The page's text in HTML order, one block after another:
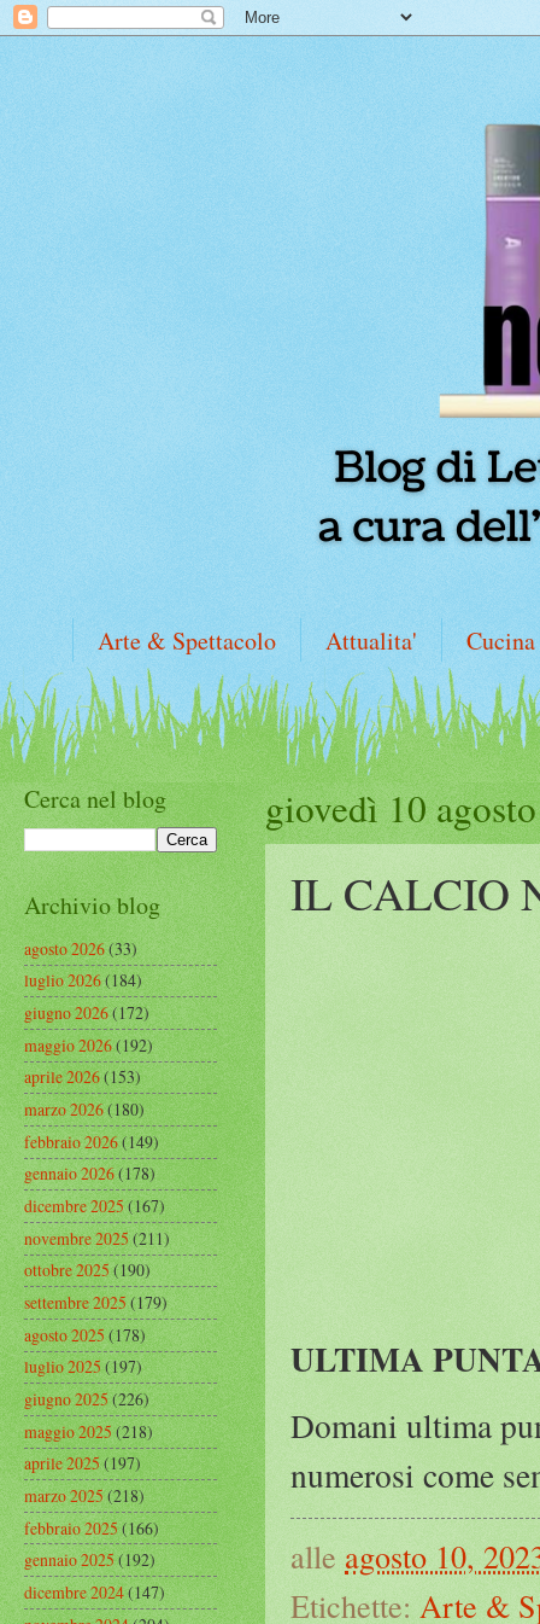
Arte & Spettacolo Attualita' Cucina
giovedì 10
IL CALCIO
ULTIMA
Domani ultima
numerosi come
alle agosto 10,
Etichette: Arte &
Cerca nel blog
Archivio blog
agosto 2026(33)
luglio 2026(184)
giugno 2026(172)
maggio 2026(192)
aprile 2026(153)
marzo 2026(180)
febbraio 2026(149)
gennaio 2026(178)
dicembre 2025(167)
novembre 2025(211)
ottobre 2025(190)
settembre 2025(179)
agosto 2025(178)
luglio 2025(197)
giugno 2025(226)
maggio 2025(218)
aprile 2025(197)
marzo 2025(218)
febbraio 2025(166)
gennaio 2025(192)
dicembre 2024(147)